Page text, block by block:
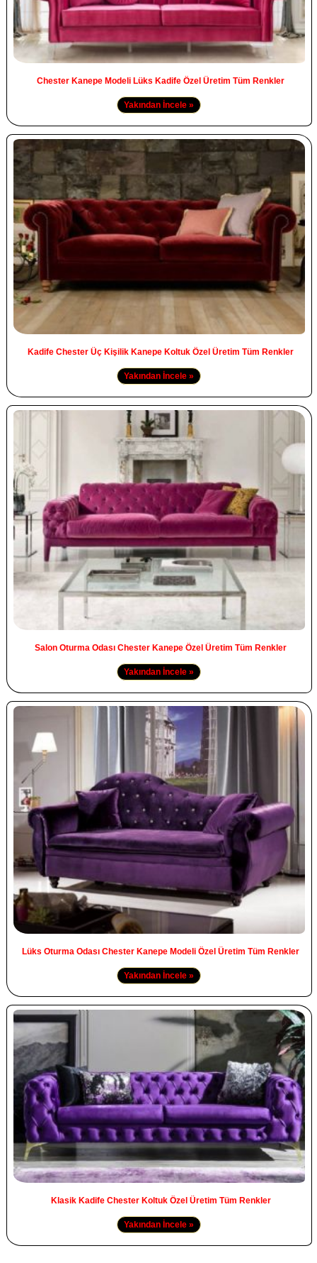
Chester Kanepe Modeli Lüks Kadife Özel Üretim Tüm Renkler
Yakından İncele »
Kadife Chester Üç Kişilik Kanepe Koltuk Özel Üretim Tüm Renkler
Yakından İncele »
Salon Oturma Odası Chester Kanepe Özel Üretim Tüm Renkler
Yakından İncele »
Lüks Oturma Odası Chester Kanepe Modeli Özel Üretim Tüm Renkler
Yakından İncele »
Klasik Kadife Chester Koltuk Özel Üretim Tüm Renkler
Yakından İncele »